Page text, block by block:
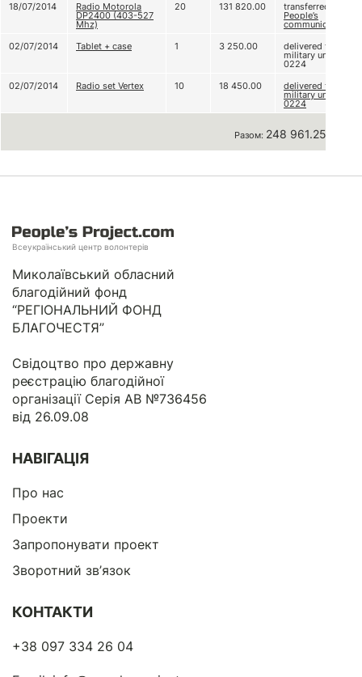
18/07/2014
Radio Motorola
DP2400 (403-527
Mhz)
20 131 820.00 transferred to
People’s
communication
02/07/2014
Tablet + case 1 3 250.00 delivered to
military unit A
0224
02/07/2014
Radio set Vertex 10 18 450.00 delivered to
military unit A
0224
Разом: 248 961.25 грн
Всеукраїнський центр волонтерів
Миколаївський обласний
благодійний фонд
“РЕГІОНАЛЬНИЙ ФОНД
БЛАГОЧЕСТЯ”
Свідоцтво про державну
реєстрацію благодійної
організації Серія АВ №736456
від 26.09.08
НАВІГАЦІЯ
Про нас
Проекти
Запропонувати проект
Зворотний зв’язок
КОНТАКТИ
+38 097 334 26 04